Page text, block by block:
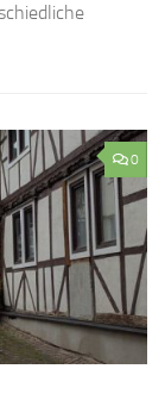
0